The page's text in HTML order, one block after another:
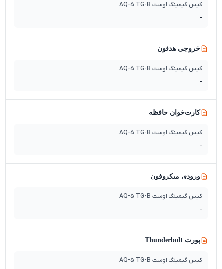
کیس گیمینگ اوست AQ-5 TG-B
-
خروجی هدفون
کیس گیمینگ اوست AQ-5 TG-B
-
کارت‌خوان حافظه
کیس گیمینگ اوست AQ-5 TG-B
-
ورودی میکروفون
کیس گیمینگ اوست AQ-5 TG-B
-
پورت Thunderbolt
کیس گیمینگ اوست AQ-5 TG-B